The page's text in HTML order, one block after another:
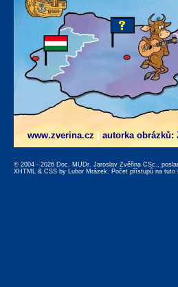
www.zverina.cz autorka obrázků:
© 2004 - 2026 Doc. MUDr. Jaroslav Zvěřina CSc.,
XHTML & CSS by Lubor Mrázek. Počet přístupů na tuto